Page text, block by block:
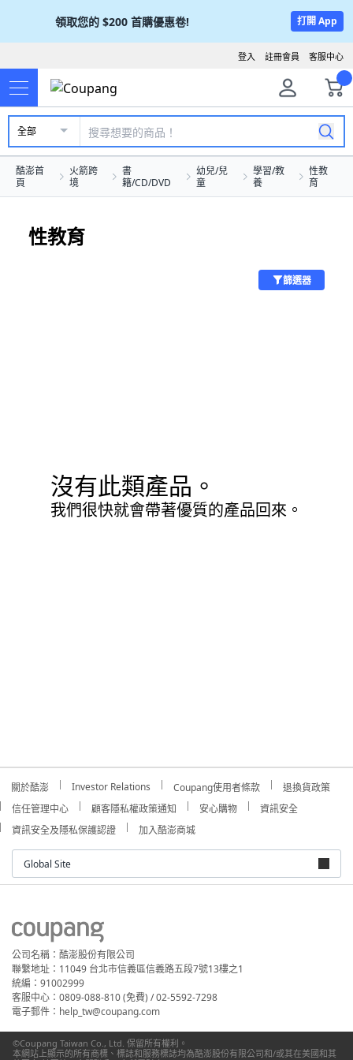
領取您的 $200 首購優惠卷! 打開 App
客服中心
註冊會員
登入
全部
酷澎首
頁
火箭跨
境
書
籍/CD/DVD
幼兒/兒
童
學習/教
養
性教
育
性教育
篩選器
沒有此類產品。
我們很快就會帶著優質的產品回來。
關於酷澎 Investor Relations Coupang使用者條款
退換貨政策
信任管理中心
顧客隱私權政策通知 安心購物
資訊安全
資訊安全及隱私保護認證
加入酷澎商城
Global Site
公司名稱：酷澎股份有限公司
聯繫地址：11049 台北市信義區信義路五段7號13樓之1
統編：91002999
客服中心：0809-088-810 (免費) / 02-5592-7298
電子郵件：help_tw@coupang.com
©Coupang Taiwan Co., Ltd. 保留所有權利。
本網站上顯示的所有商標、標誌和服務標誌均為酷澎股份有限公司和/或其在美國和其